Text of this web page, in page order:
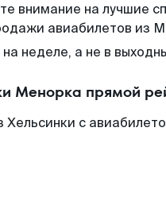
внимание на лучшие
авиабилетов из
неделе, а не в
Менорка прямой
с